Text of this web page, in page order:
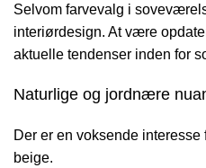
Selvom farvevalg i
interiørdesign. At være
aktuelle tendenser inden for
Naturlige og jordnære
Der er en voksende
beige.